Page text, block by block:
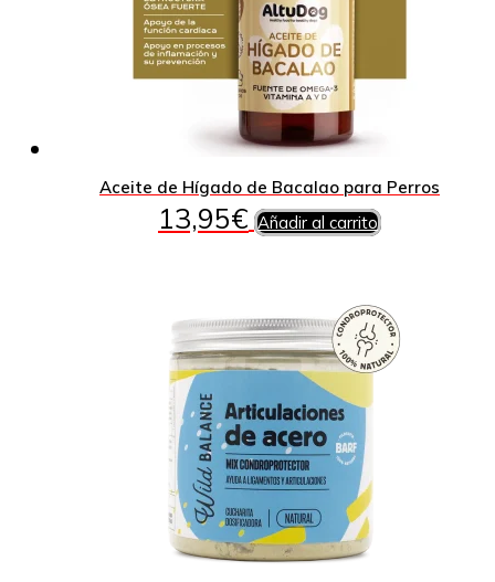
Aceite de Hígado de Bacalao para Perros
13,95€ Añadir al carrito